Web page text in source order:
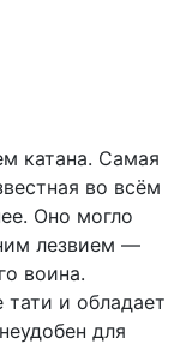
катана. Самая
во всём
Оно могло
лезвием —
воина.
тати и обладает
для